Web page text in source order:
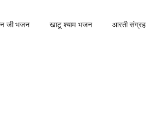
जी भजन खाटू श्याम भजन आरती संग्रह